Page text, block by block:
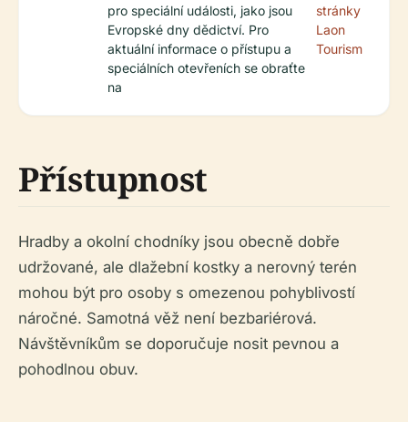
pro speciální události, jako jsou
Evropské dny dědictví. Pro
aktuální informace o přístupu a
speciálních otevřeních se obraťte
na
stránky
Laon
Tourism
Přístupnost
Hradby a okolní chodníky jsou obecně dobře
udržované, ale dlažební kostky a nerovný terén
mohou být pro osoby s omezenou pohyblivostí
náročné. Samotná věž není bezbariérová.
Návštěvníkům se doporučuje nosit pevnou a
pohodlnou obuv.